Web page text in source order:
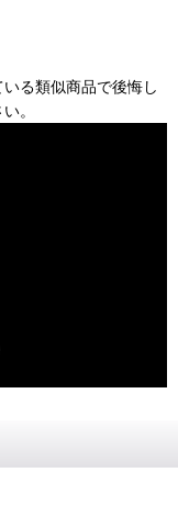
る類似商品で後悔し
。